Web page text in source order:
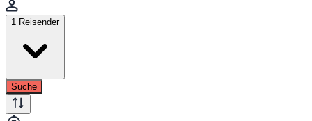
1 Reisender
Suche